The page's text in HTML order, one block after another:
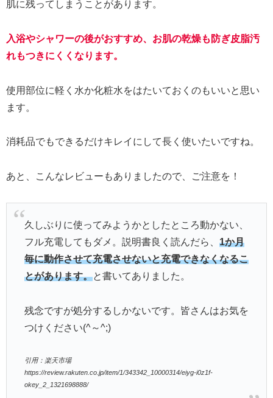
肌に残ってしまうことがあります。
入浴やシャワーの後がおすすめ、お肌の乾燥も防ぎ皮脂汚
れもつきにくくなります。
使用部位に軽く水か化粧水をはたいておくのもいいと思い
ます。
消耗品でもできるだけキレイにして長く使いたいですね。
あと、こんなレビューもありましたので、ご注意を！
久しぶりに使ってみようかとしたところ動かない、
フル充電してもダメ。説明書良く読んだら、 1か月
毎に動作させて充電させないと充電できなくなるこ
とがあります。と書いてありました。
残念ですが処分するしかないです。皆さんはお気を
つけください(^～^;)ゞ
引用：楽天市場
https://review.rakuten.co.jp/item/1/343342_10000314/eiyg-i0z1f-
okey_2_1321698888/